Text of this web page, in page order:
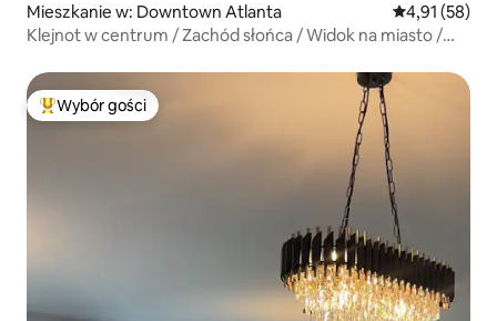
Mieszkanie w: Downtown Atlanta Średnia
4,91 (58)
Klejnot w centrum / Zachód słońca / Widok na miasto /
Najpopularniejsze z kategorii Wybór gości
Wybór gości